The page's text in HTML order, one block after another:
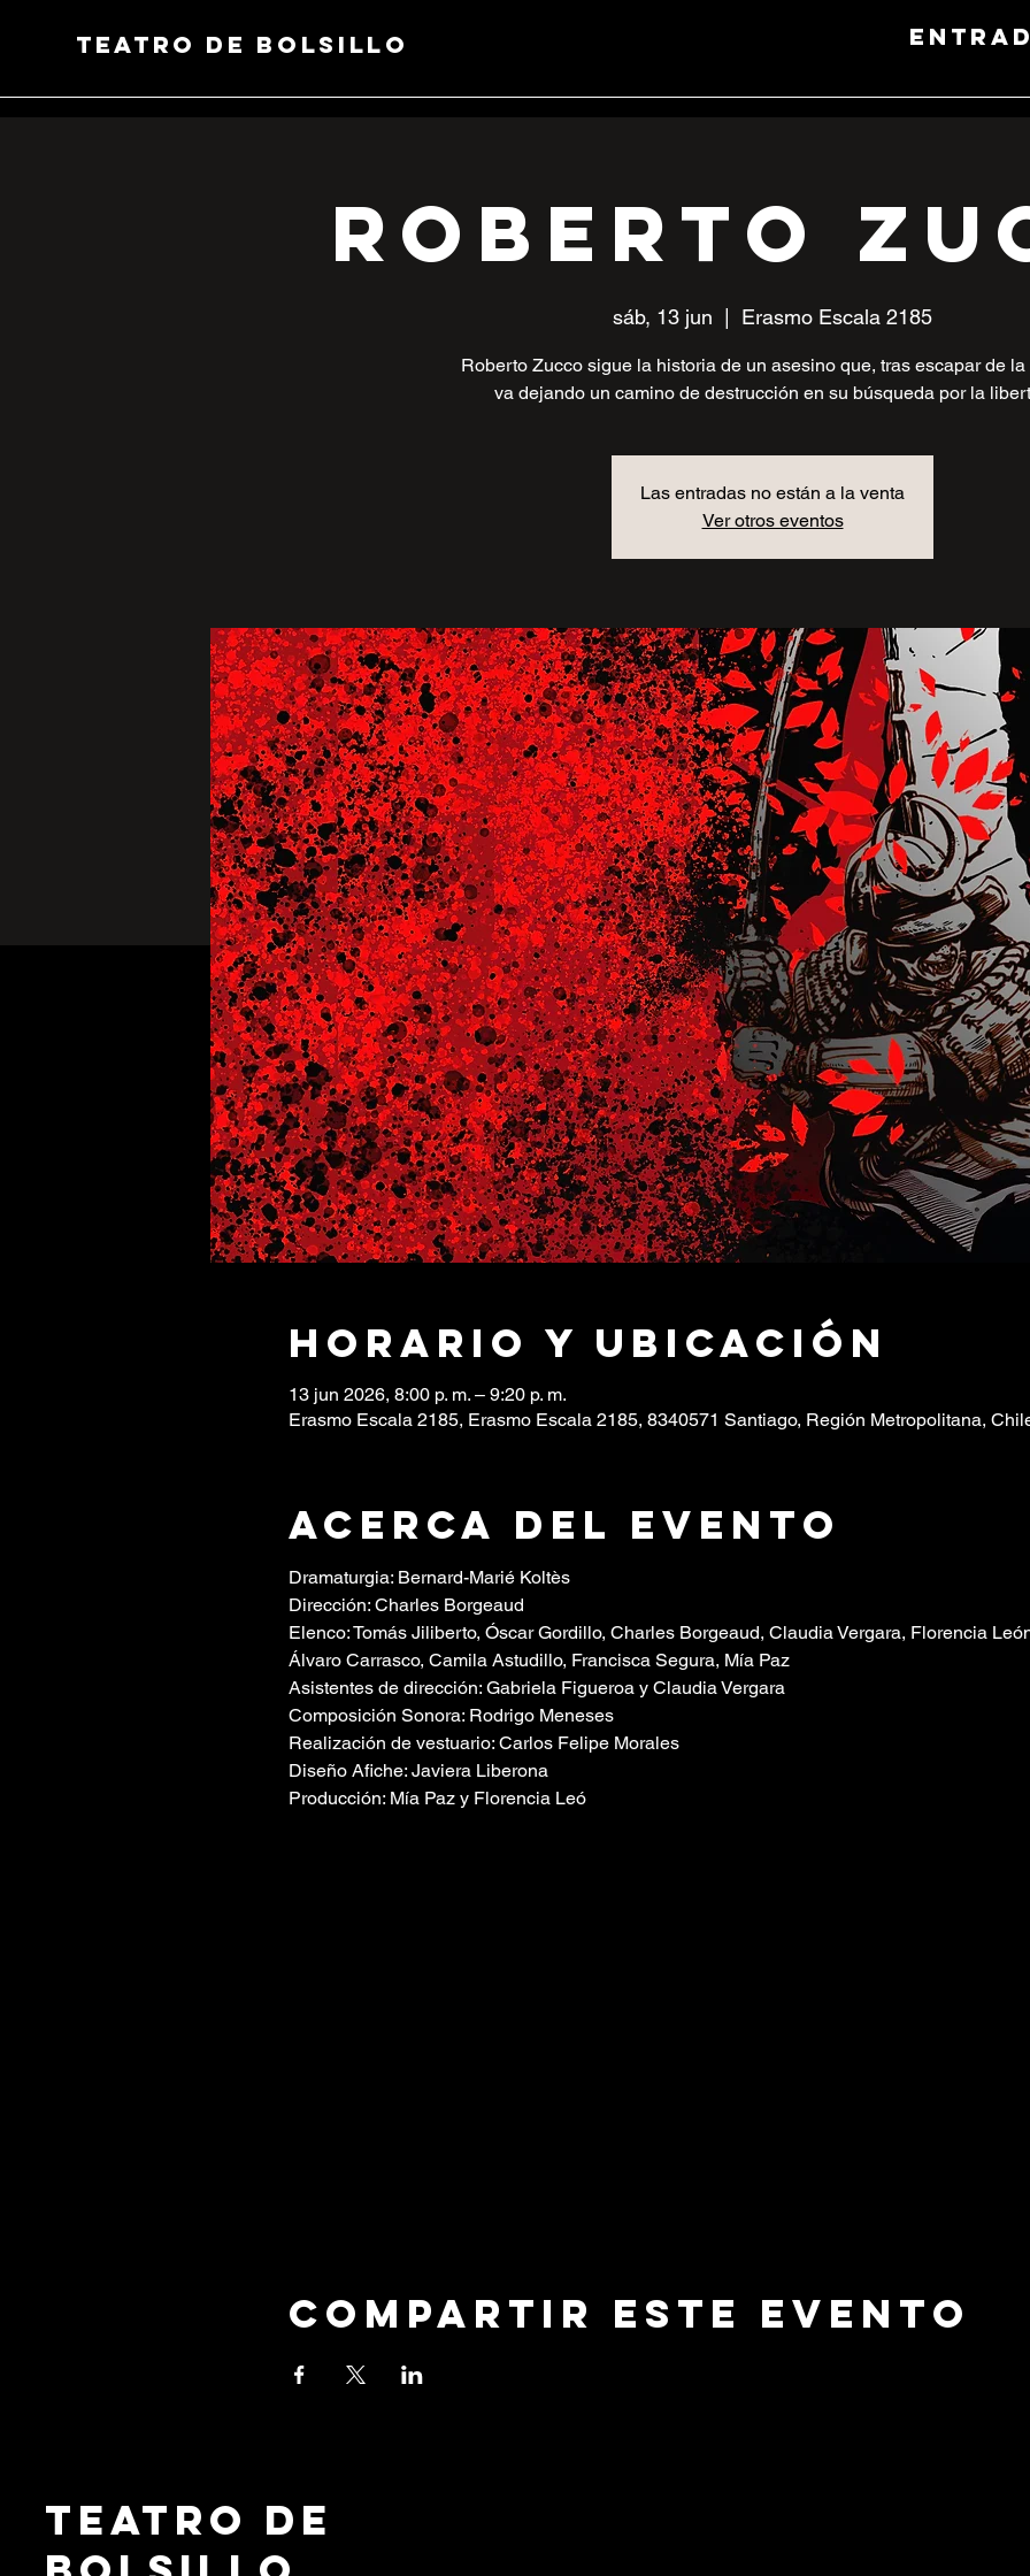
Teatro de Bolsillo
Roberto
sáb, 13 jun Erasmo Escala 2185
Roberto Zucco sigue la historia de un asesino que, tras escapar de la
va dejando un camino de destrucción en su búsqueda por la
Las entradas no están a la venta
Ver otros eventos
Horario y ubicación
13 jun 2026, 8:00 p. m. – 9:20 p. m.
Erasmo Escala 2185, Erasmo Escala 2185, 8340571 Santiago, Región Metropolitana,
Acerca del evento
Dramaturgia: Bernard-Marié Koltès
Dirección: Charles Borgeaud
Elenco: Tomás Jiliberto, Óscar Gordillo, Charles Borgeaud, Claudia Vergara, Florencia
Álvaro Carrasco, Camila Astudillo, Francisca Segura, Mía Paz
Asistentes de dirección: Gabriela Figueroa y Claudia Vergara
Composición Sonora: Rodrigo Meneses
Realización de vestuario: Carlos Felipe Morales
Diseño Afiche: Javiera Liberona
Producción: Mía Paz y Florencia Leó
Compartir este evento
Teatro de